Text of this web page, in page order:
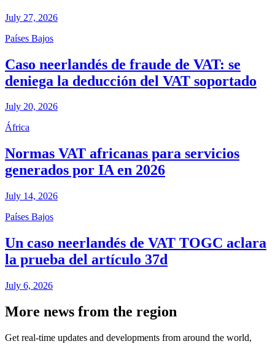
July 27, 2026
Países Bajos
Caso neerlandés de fraude de VAT: se
deniega la deducción del VAT soportado
July 20, 2026
África
Normas VAT africanas para servicios
generados por IA en 2026
July 14, 2026
Países Bajos
Un caso neerlandés de VAT TOGC aclara
la prueba del artículo 37d
July 6, 2026
More news from the region
Get real-time updates and developments from around the world,